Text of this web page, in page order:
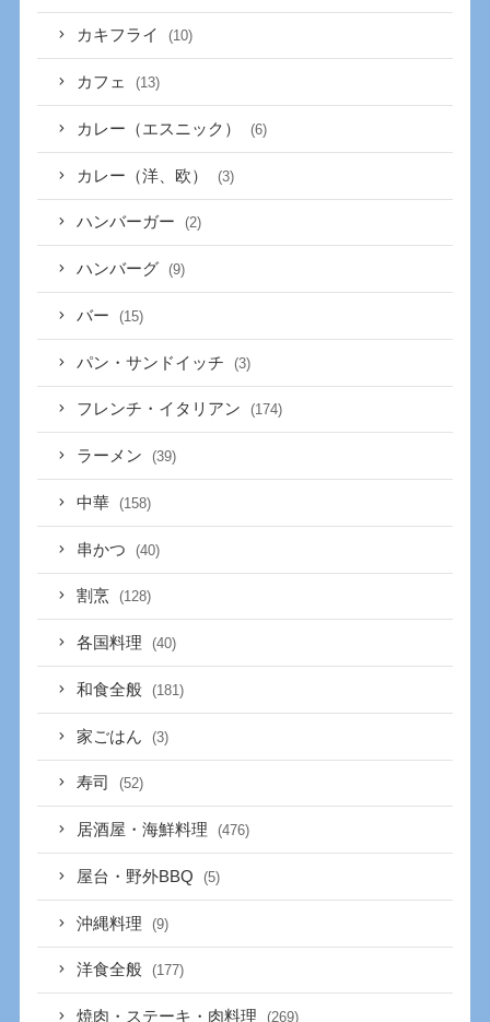
カキフライ (10)
カフェ (13)
カレー（エスニック） (6)
カレー（洋、欧） (3)
ハンバーガー (2)
ハンバーグ (9)
バー (15)
パン・サンドイッチ (3)
フレンチ・イタリアン (174)
ラーメン (39)
中華 (158)
串かつ (40)
割烹 (128)
各国料理 (40)
和食全般 (181)
家ごはん (3)
寿司 (52)
居酒屋・海鮮料理 (476)
屋台・野外BBQ (5)
沖縄料理 (9)
洋食全般 (177)
焼肉・ステーキ・肉料理 (269)